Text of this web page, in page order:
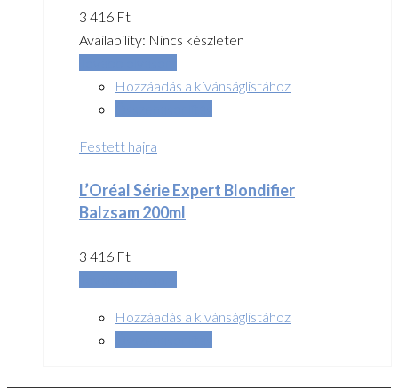
3 416 Ft
Availability: Nincs készleten
Hozzáadás a kívánságlistához
Festett hajra
L’Oréal Série Expert Blondifier
Balzsam 200ml
3 416 Ft
Hozzáadás a kívánságlistához